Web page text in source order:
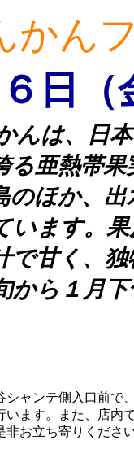
かん
日（
んは、日
る亜熱帯果
のほか、出
います。
で甘く、
から１月
シャンテ側入口前で
います。また、店内
非お立ち寄りくださ